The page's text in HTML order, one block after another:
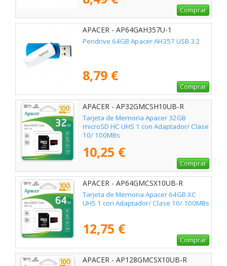
Comprar
APACER - AP64GAH357U-1
Pendrive 64GB Apacer AH357 USB 3.2
8,79 €
Comprar
APACER - AP32GMCSH10UB-R
Tarjeta de Memoria Apacer 32GB
microSD HC UHS 1 con Adaptador/ Clase
10/ 100MBs
10,25 €
Comprar
APACER - AP64GMCSX10UB-R
Tarjeta de Memoria Apacer 64GB XC
UHS 1 con Adaptador/ Clase 10/ 100MBs
12,75 €
Comprar
APACER - AP128GMCSX10UB-R